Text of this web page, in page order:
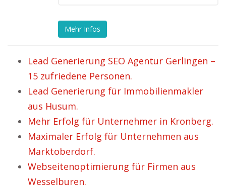
Mehr Infos
Lead Generierung SEO Agentur Gerlingen –
15 zufriedene Personen.
Lead Generierung für Immobilienmakler
aus Husum.
Mehr Erfolg für Unternehmer in Kronberg.
Maximaler Erfolg für Unternehmen aus
Marktoberdorf.
Webseitenoptimierung für Firmen aus
Wesselburen.